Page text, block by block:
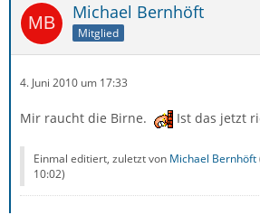
Michael Bernhöft
Mitglied
4. Juni 2010 um 17:33
Mir raucht die Birne. Ist das jetzt
Einmal editiert, zuletzt von Michael Bernhöft
10:02)